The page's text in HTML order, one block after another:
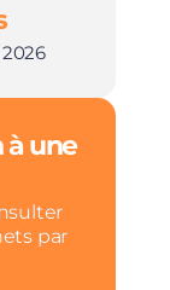
à une
par